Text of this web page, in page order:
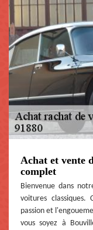
Achat et vente
complet
Bienvenue dans
voitures classiques.
passion et
vous soyez à